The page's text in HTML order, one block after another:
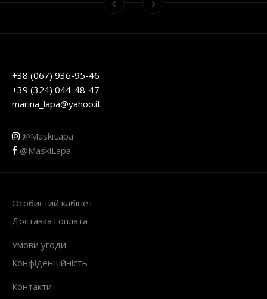
+38 (067) 936-95-46
+39 (324) 044-48-47
marina_lapa@yahoo.it
@MaskiLapa
@MaskiLapa
Особистий кабінет
Доставка і оплата
Умови угоди
Конфіденційність
Контакти